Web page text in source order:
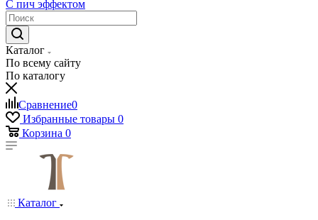
С пич эффектом
Каталог
По всему сайту
По каталогу
Сравнение0
Избранные товары 0
Корзина 0
Каталог